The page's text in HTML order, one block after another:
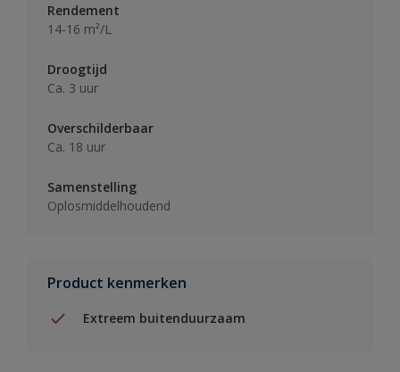
Rendement
14-16 m²/L
Droogtijd
Ca. 3 uur
Overschilderbaar
Ca. 18 uur
Samenstelling
Oplosmiddelhoudend
Product kenmerken
Extreem buitenduurzaam